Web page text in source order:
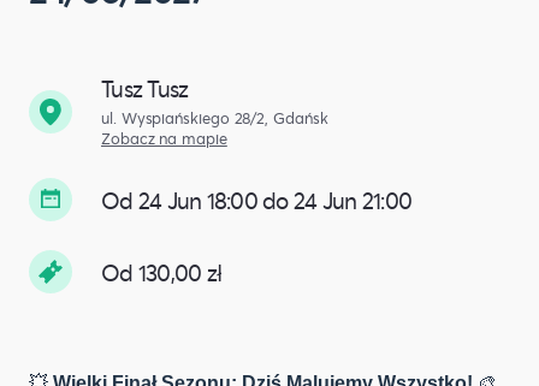
Tusz Tusz
ul. Wyspiańskiego 28/2, Gdańsk
Zobacz na mapie
Od 24 Jun 18:00 do 24 Jun 21:00
Od 130,00 zł